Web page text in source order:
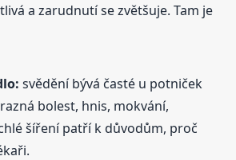
a zarudnutí se zvětšuje. Tam je
svědění bývá časté u potniček
bolest, hnis, mokvání,
šíření patří k důvodům, proč